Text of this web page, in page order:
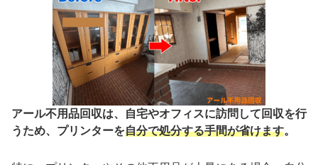
アール不用品回収は、自宅やオフィスに訪問して回収を行
うため、プリンターを自分で処分する手間が省けます。